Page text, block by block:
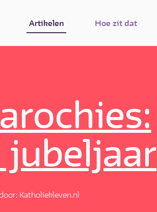
Artikelen Hoe zit dat
jubeljaar
Katholiekleven.nl